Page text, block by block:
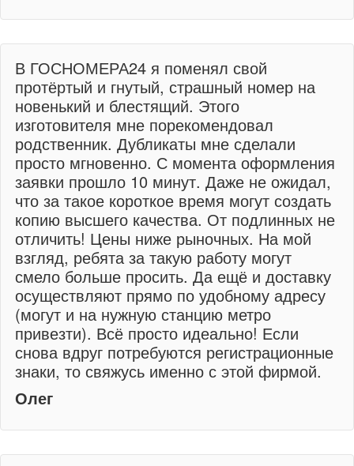
В ГОСНОМЕРА24 я поменял свой
протёртый и гнутый, страшный номер на
новенький и блестящий. Этого
изготовителя мне порекомендовал
родственник. Дубликаты мне сделали
просто мгновенно. С момента оформления
заявки прошло 10 минут. Даже не ожидал,
что за такое короткое время могут создать
копию высшего качества. От подлинных не
отличить! Цены ниже рыночных. На мой
взгляд, ребята за такую работу могут
смело больше просить. Да ещё и доставку
осуществляют прямо по удобному адресу
(могут и на нужную станцию метро
привезти). Всё просто идеально! Если
снова вдруг потребуются регистрационные
знаки, то свяжусь именно с этой фирмой.
Олег